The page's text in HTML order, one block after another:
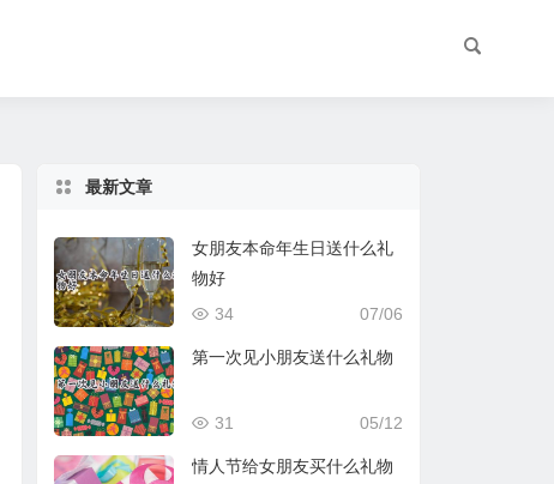
最新文章
女朋友本命年生日送什么礼
物好
07/06
34
第一次见小朋友送什么礼物
05/12
31
情人节给女朋友买什么礼物